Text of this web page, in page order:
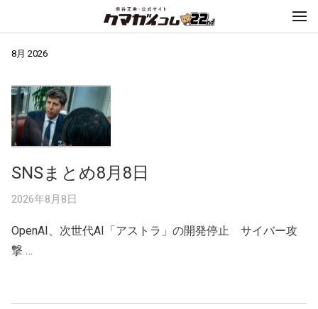
8月 2026
SNSまとめ8月8日
2026年8月8日
OpenAI、次世代AI「アストラ」の開発停止 サイバー攻
撃 …